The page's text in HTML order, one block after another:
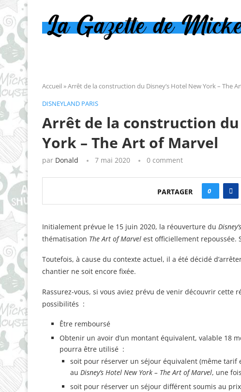
Accueil »Arrêt de la construction du Disney’s Hotel New York – The
DISNEYLAND PARIS
Arrêt de la construction du
York – The Art of Marvel
par Donald 7 mai 2020 0 comment
PARTAGER 0
Initialement prévue le 15 juin 2020, la réouverture du
thématisation The Art of Marvel est officiellement repoussée.
Toutefois, à cause du contexte actuel, il a été décidé
chantier ne soit encore fixée.
Rassurez-vous, si vous aviez prévu de venir découvrir cette
possibilités :
Être remboursé
Obtenir un avoir d’un montant équivalent, valable 18
pourra être utilisé :
soit pour réserver un séjour équivalent (même
au Disney’s Hotel New York – The Art of Marvel, une
soit pour réserver un séjour différent soumis au